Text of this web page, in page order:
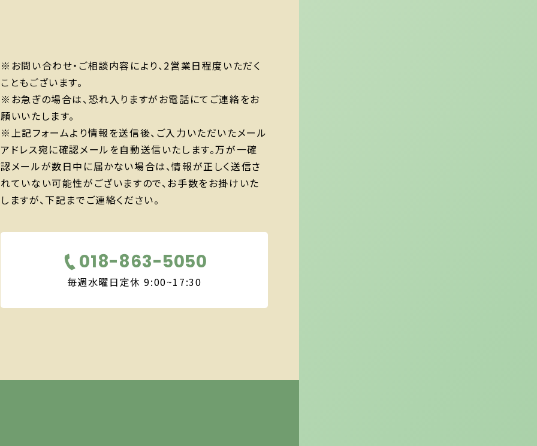
※お問い合わせ・ご相談内容により、2営業日程度いただく
こともございます。
※お急ぎの場合は、恐れ入りますがお電話にてご連絡をお
願いいたします。
※上記フォームより情報を送信後、ご入力いただいたメール
アドレス宛に確認メールを自動送信いたします。万が一確
認メールが数日中に届かない場合は、情報が正しく送信さ
れていない可能性がございますので、お手数をお掛けいた
しますが、下記までご連絡ください。
018-863-5050
毎週水曜日定休 9:00~17:30